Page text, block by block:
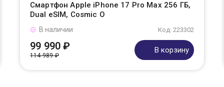
Смартфон Apple iPhone 17 Pro Max 256 ГБ,
Dual eSIM, Cosmic O
Код: 223302
В наличии
99 990 ₽
114 989 ₽
В корзину